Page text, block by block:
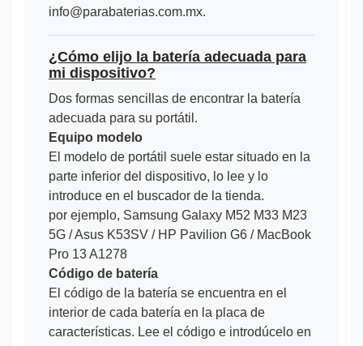
info@parabaterias.com.mx.
¿Cómo elijo la batería adecuada para
mi dispositivo?
Dos formas sencillas de encontrar la batería
adecuada para su portátil.
Equipo modelo
El modelo de portátil suele estar situado en la
parte inferior del dispositivo, lo lee y lo
introduce en el buscador de la tienda.
por ejemplo, Samsung Galaxy M52 M33 M23
5G / Asus K53SV / HP Pavilion G6 / MacBook
Pro 13 A1278
Código de batería
El código de la batería se encuentra en el
interior de cada batería en la placa de
características. Lee el código e introdúcelo en